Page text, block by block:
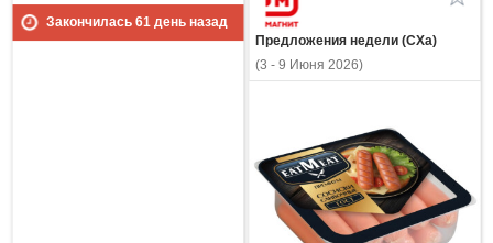
Закончилась 61день назад
Предложения недели (СХа)
(3 - 9 Июня 2026)